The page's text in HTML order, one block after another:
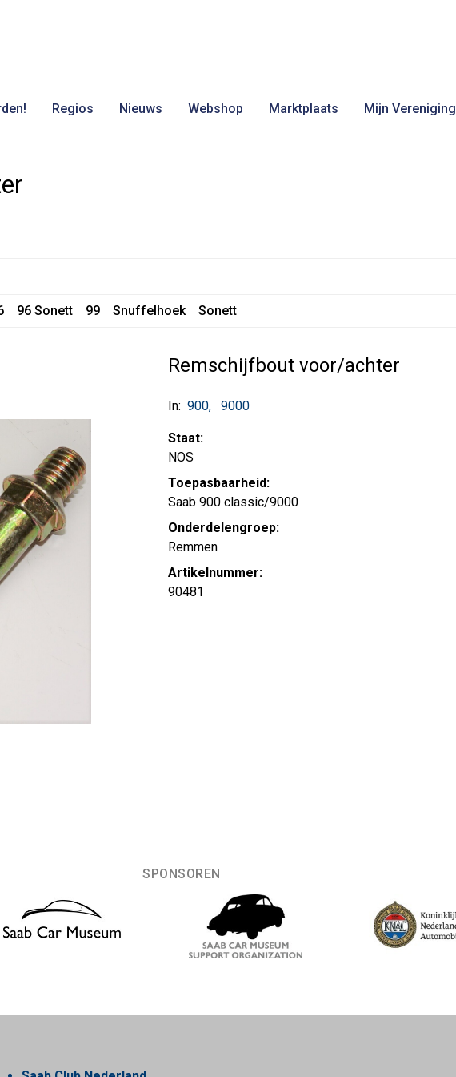
Regios Nieuws Webshop Marktplaats Mijn Vereniging
96 Sonett 99 Snuffelhoek Sonett
Remschijfbout voor/achter
In: 900 9000
Staat:
NOS
Toepasbaarheid:
Saab 900 classic/9000
Onderdelengroep:
Remmen
Artikelnummer:
90481
SPONSOREN